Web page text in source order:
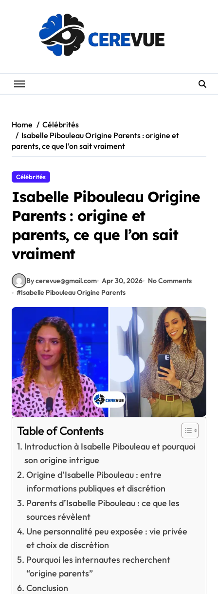
Home
Célébrités
Isabelle Pibouleau Origine Parents : origine et
parents, ce que l’on sait vraiment
Célébrités
Isabelle Pibouleau Origine
Parents : origine et
parents, ce que l’on sait
vraiment
By cerevue@gmail.com Apr 30, 2026
No Comments
#Isabelle Pibouleau Origine Parents
Table of Contents
Introduction à Isabelle Pibouleau et pourquoi
son origine intrigue
Origine d’Isabelle Pibouleau : entre
informations publiques et discrétion
Parents d’Isabelle Pibouleau : ce que les
sources révèlent
Une personnalité peu exposée : vie privée
et choix de discrétion
Pourquoi les internautes recherchent
“origine parents”
Conclusion